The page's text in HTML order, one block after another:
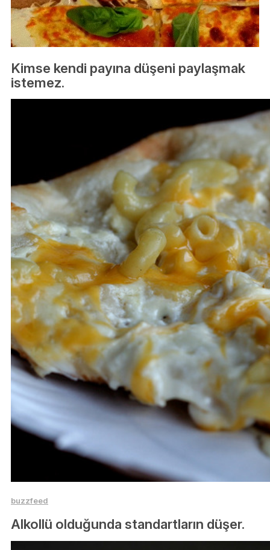
Kimse kendi payına düşeni paylaşmak
istemez.
buzzfeed
Alkollü olduğunda standartların düşer.